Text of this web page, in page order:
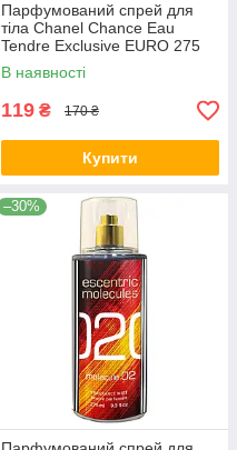
Парфумований спрей для
тіла Chanel Chance Eau
Tendre Exclusive EURO 275
мл
В наявності
119 ₴ 170 ₴
Купити
–30%